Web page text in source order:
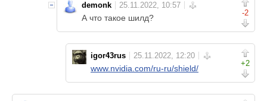
-2
demonk
А что такое шилд?
+2
igor43rus
www.nvidia.com/ru-ru/shield/